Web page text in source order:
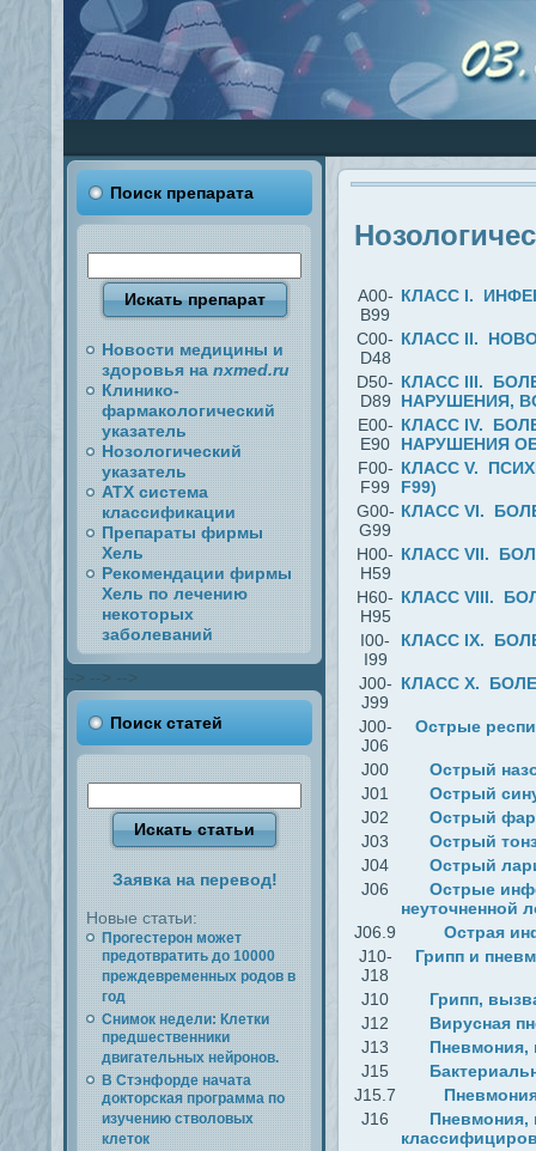
Поиск препарата
Новости медицины и
здоровья наnxmed.ru
Клинико-
фармакологический
указатель
Нозологический
указатель
АТХ система
классификации
Препараты фирмы
Хель
Рекомендации фирмы
Хель по лечению
некоторых
заболеваний
--> --> -->
Поиск статей
Заявка на перевод!
Новые статьи:
Прогестерон может
предотвратить до 10000
преждевременных родов в
год
Снимок недели: Клетки
предшественники
двигательных нейронов.
В Стэнфорде начата
докторская программа по
изучению стволовых
клеток
A00-
B99
КЛАСС I.
C00-
D48
КЛАСС II.
D50-
D89
КЛАСС III.
НАРУШЕНИЯ,
E00-
E90
КЛАСС IV.
НАРУШЕНИЯ
F00-
F99
КЛАСС V.
F99)
G00-
G99
КЛАСС VI.
H00-
H59
КЛАСС VII.
H60-
H95
КЛАСС VIII.
I00-
I99
КЛАСС IX.
J00-
J99
КЛАСС X.
J00-
J06
Острые
J00
Острый
J01
Острый
J02
Острый
J03
Острый
J04
Острый
J06
Острые
неуточненной
J06.9
Острая
J10-
J18
Грипп и
J10
Грипп,
J12
Вирусная
J13
Пневмония,
J15
J15.7
J16
Пневмония,